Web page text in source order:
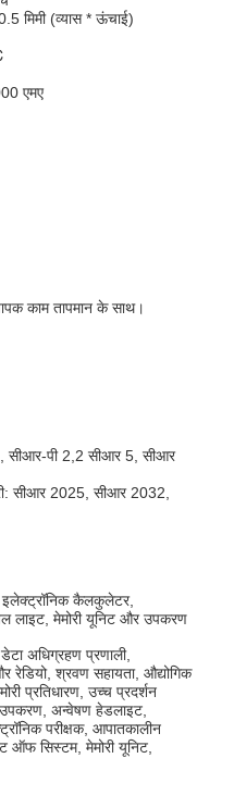
मिमी (व्यास * ऊंचाई)
एमए
काम तापमान के साथ।
सीआर-पी 2,2 सीआर 5, सीआर
सीआर 2025, सीआर 2032,
इलेक्ट्रॉनिक कैलकुलेटर,
लाइट, मेमोरी यूनिट और उपकरण
अधिग्रहण प्रणाली,
रेडियो, श्रवण सहायता, औद्योगिक
प्रतिधारण, उच्च प्रदर्शन
अन्वेषण हेडलाइट,
परीक्षक, आपातकालीन
ऑफ सिस्टम, मेमोरी यूनिट,